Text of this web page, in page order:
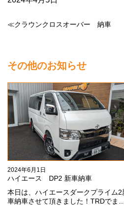
≪クラウンクロスオーバー 納車
その他のお知らせ
2024年6月1日
ハイエース DP2 新車納車
本日は、ハイエースダークプライム2
車納車させて頂きました！TRDでまと